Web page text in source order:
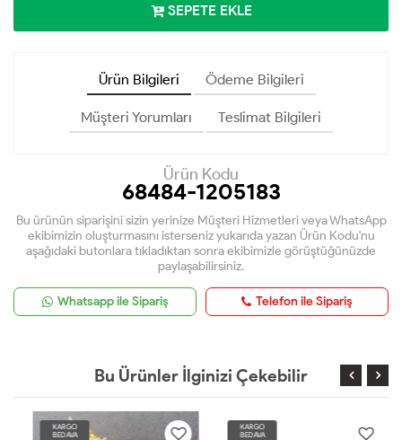
SEPETE EKLE
Ürün Bilgileri Ödeme Bilgileri
Müşteri Yorumları Teslimat Bilgileri
Ürün Kodu
68484-1205183
Bu ürünün siparişini sizin yerinize Müşteri Hizmetleri veya WhatsApp
ekibimizin oluşturmasını isterseniz yukarıda yazan Ürün Kodu'nu
aşağıdaki butonlara tıkladıktan sonra ekibimizle görüştüğünüzde
paylaşabilirsiniz.
Whatsapp ile Sipariş Telefon ile Sipariş
Bu Ürünler İlginizi Çekebilir
KARGO
BEDAVA
KARGO
BEDAVA